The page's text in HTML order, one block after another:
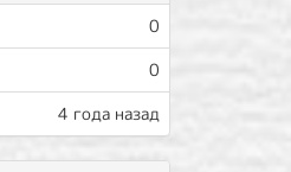
0
0
4 года назад